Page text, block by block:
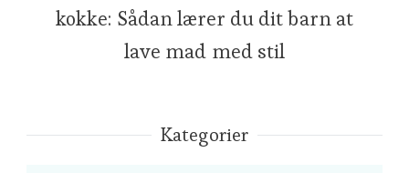
kokke: Sådan lærer du dit barn at
lave mad med stil
Kategorier